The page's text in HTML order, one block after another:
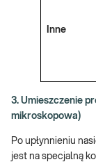
Inne
3. Umieszczenie
mikroskopowa)
Po upłynnieniu
jest na specjalną